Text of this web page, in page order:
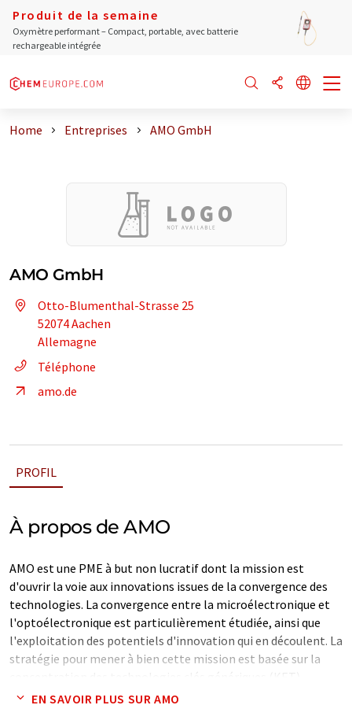
Produit de la semaine
Oxymètre performant – Compact, portable, avec batterie
rechargeable intégrée
Home Entreprises AMO GmbH
AMO GmbH
Otto-Blumenthal-Strasse 25
52074 Aachen
Allemagne
Téléphone
amo.de
PROFIL
À propos de AMO
AMO est une PME à but non lucratif dont la mission est
d'ouvrir la voie aux innovations issues de la convergence des
technologies. La convergence entre la microélectronique et
l'optoélectronique est particulièrement étudiée, ainsi que
l'exploitation des potentiels d'innovation qui en découlent. La
stratégie pour mener à bien cette mission est basée sur la
identifiées comme la source la plus prometteuse
EN SAVOIR PLUS SUR AMO